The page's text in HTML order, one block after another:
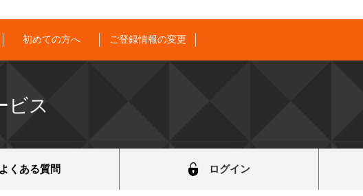
初めての方へ ご登録情報の変更
ビス
よくある質問 ログイン